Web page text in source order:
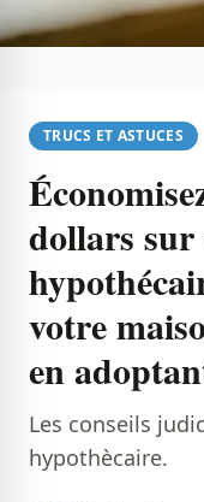
TRUCS ET ASTUCES
dollars
votre
en
Les conseils
hypothècaire.